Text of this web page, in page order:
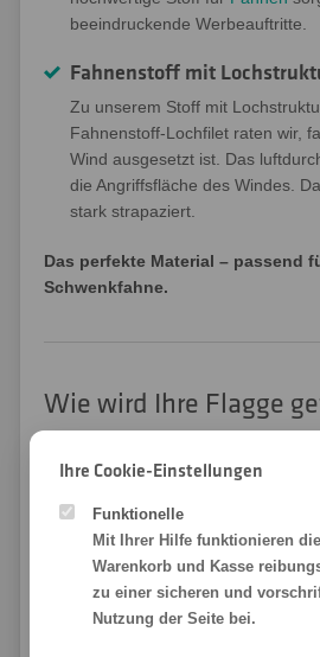
beeindruckende Werbeauftritte.
Fahnenstoff mit
Zu unserem Stoff mit
Fahnenstoff-Lochfilet raten wir,
Wind ausgesetzt ist. Das
die Angriffsfläche des Windes.
stark strapaziert.
Das perfekte Material – passend
Schwenkfahne.
Wie wird Ihre Flagge
Bei der Fertigung Ihrer Flagge
Logo oder Ihren Slogan
Symbol mit umweltfreundlicher
Farbe wird mit einem Kalander bei
eingedampft. Auf diese Weise
zustande. Die Art, das Format, die
Konfektionierung Ihrer Flagge
Bei der Konfektionierung
Ihre Cookie-Einstellungen
Funktionelle
Mit Ihrer Hilfe funktionieren
Warenkorb und Kasse
zu einer sicheren und
Nutzung der Seite bei.